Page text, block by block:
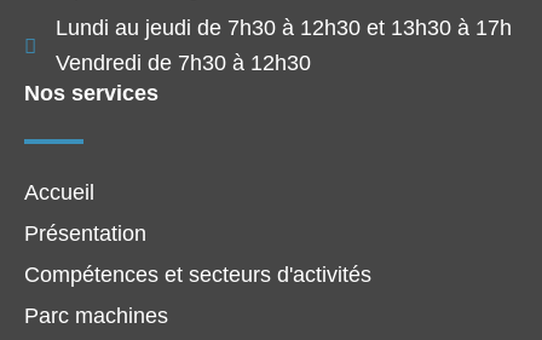
Lundi au jeudi de 7h30 à 12h30 et 13h30 à 17h
Vendredi de 7h30 à 12h30
Nos services
Accueil
Présentation
Compétences et secteurs d'activités
Parc machines